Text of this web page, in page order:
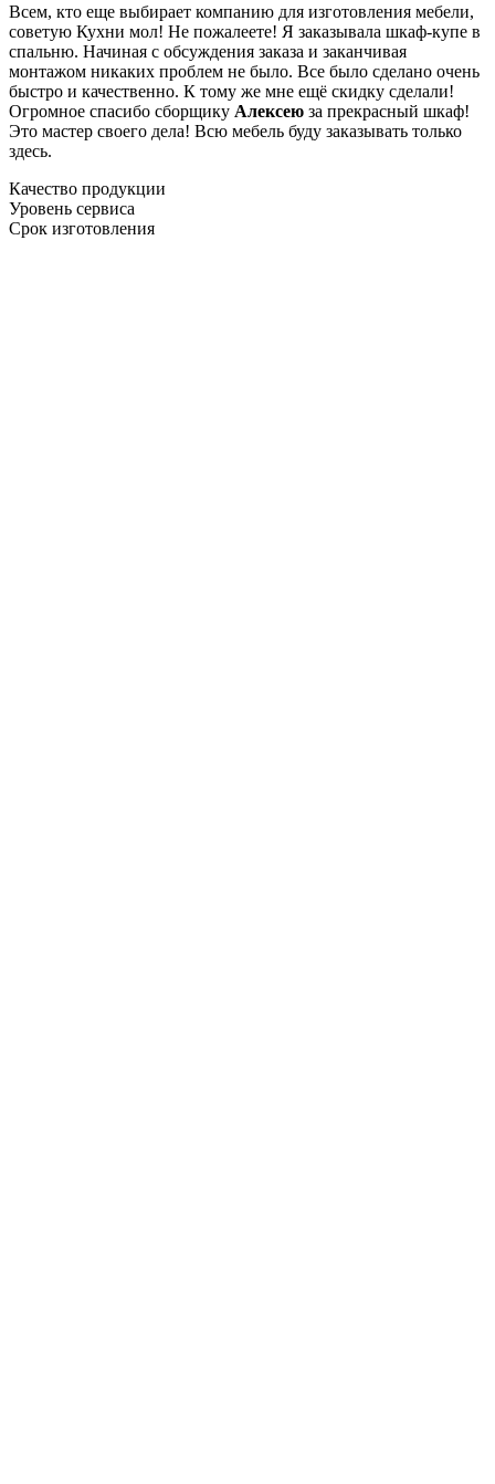
Всем, кто еще выбирает компанию для изготовления мебели,
советую Кухни мол! Не пожалеете! Я заказывала шкаф-купе в
спальню. Начиная с обсуждения заказа и заканчивая
монтажом никаких проблем не было. Все было сделано очень
быстро и качественно. К тому же мне ещё скидку сделали!
Огромное спасибо сборщику Алексею за прекрасный шкаф!
Это мастер своего дела! Всю мебель буду заказывать только
здесь.
Качество продукции
Уровень сервиса
Срок изготовления